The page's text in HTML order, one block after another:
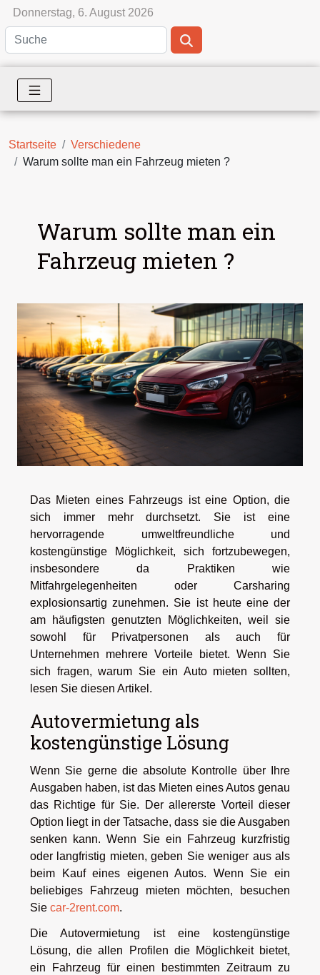
Donnerstag, 6. August 2026
Startseite
Verschiedene
Warum sollte man ein Fahrzeug mieten ?
Warum sollte man ein
Fahrzeug mieten ?
Das Mieten eines Fahrzeugs ist eine Option, die
sich immer mehr durchsetzt. Sie ist eine
hervorragende umweltfreundliche und
kostengünstige Möglichkeit, sich fortzubewegen,
insbesondere da Praktiken wie
Mitfahrgelegenheiten oder Carsharing
explosionsartig zunehmen. Sie ist heute eine der
am häufigsten genutzten Möglichkeiten, weil sie
sowohl für Privatpersonen als auch für
Unternehmen mehrere Vorteile bietet. Wenn Sie
sich fragen, warum Sie ein Auto mieten sollten,
lesen Sie diesen Artikel.
Autovermietung als
kostengünstige Lösung
Wenn Sie gerne die absolute Kontrolle über Ihre
Ausgaben haben, ist das Mieten eines Autos genau
das Richtige für Sie. Der allererste Vorteil dieser
Option liegt in der Tatsache, dass sie die Ausgaben
senken kann. Wenn Sie ein Fahrzeug kurzfristig
oder langfristig mieten, geben Sie weniger aus als
beim Kauf eines eigenen Autos. Wenn Sie ein
beliebiges Fahrzeug mieten möchten, besuchen
Sie car-2rent.com.
Die Autovermietung ist eine kostengünstige
Lösung, die allen Profilen die Möglichkeit bietet,
ein Fahrzeug für einen bestimmten Zeitraum zu